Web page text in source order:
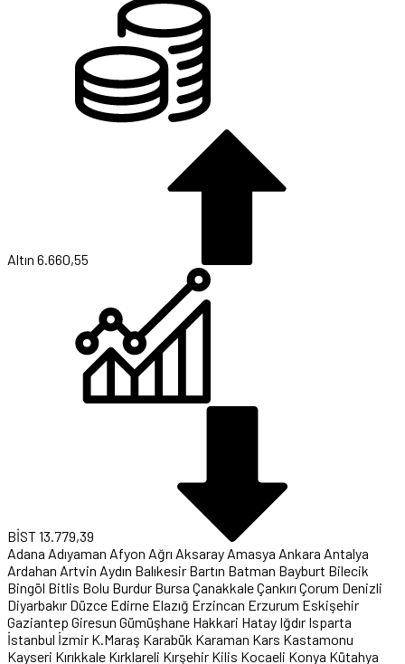
Altın 6.660,55
BİST13.779,39
Adana Adıyaman Afyon Ağrı Aksaray Amasya Ankara Antalya
Ardahan Artvin Aydın Balıkesir Bartın Batman Bayburt Bilecik
Bingöl Bitlis Bolu Burdur Bursa ÇanakkaleÇankırı Çorum Denizli
Diyarbakır Düzce Edirne Elazığ Erzincan Erzurum Eskişehir
Gaziantep Giresun Gümüşhane Hakkari Hatay Iğdır Isparta
İstanbul İzmir K.Maraş Karabük Karaman Kars Kastamonu
Kayseri Kırıkkale Kırklareli Kırşehir Kilis Kocaeli Konya Kütahya